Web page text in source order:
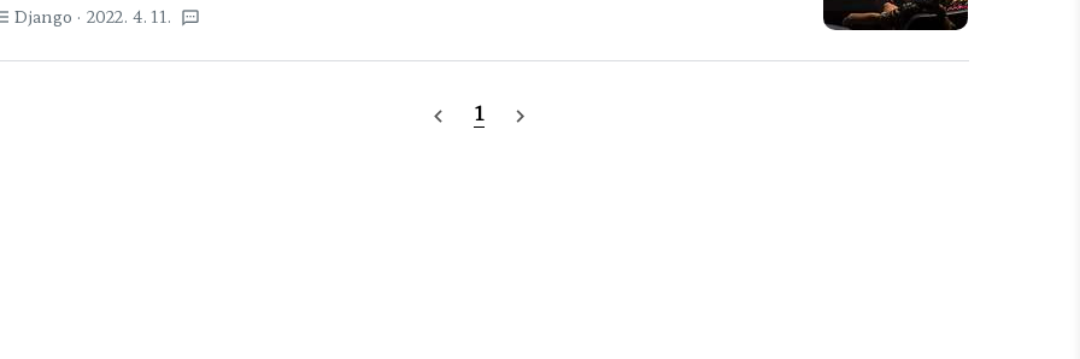
면 사용기한이 남은 토큰이라도 재 발행되는 순간 쓸 수가 없게 된다. Redis 대신에 그냥 Session 정도 사
되도 될 듯 하지만 머 일단 구색으로 class AuthBearer(HttpBearer): def authenticate(self,
Django · 2022. 4. 11. textsms
navigate_before 1 navigate_next